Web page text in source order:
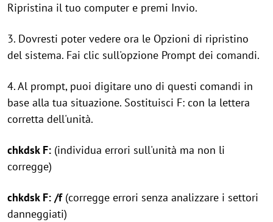
Ripristina il tuo computer e premi Invio.
3. Dovresti poter vedere ora le Opzioni di ripristino
del sistema. Fai clic sull'opzione Prompt dei comandi.
4. Al prompt, puoi digitare uno di questi comandi in
base alla tua situazione. Sostituisci F: con la lettera
corretta dell'unità.
chkdsk F: (individua errori sull'unità ma non li
corregge)
chkdsk F: /f (corregge errori senza analizzare i settori
danneggiati)